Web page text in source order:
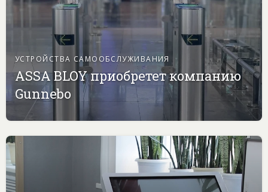
УСТРОЙСТВА САМООБСЛУЖИВАНИЯ
ASSA BLOY приобретет компанию
Gunnebo